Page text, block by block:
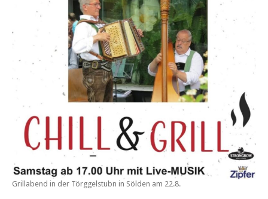
Grillabend in der Törggelstubn in Sölden am 22.8.